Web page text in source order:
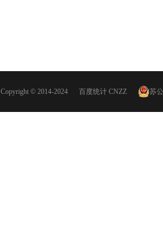
Copyright © 2014-2024 百度统计 CNZZ 苏